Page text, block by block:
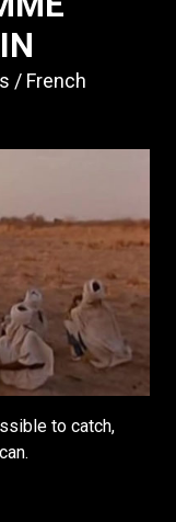
French
to catch,